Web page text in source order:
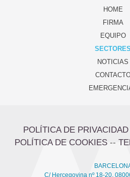
HOME
FIRMA
EQUIPO
SECTORES
NOTICIAS
POLÍTICA DE PRIVACIDAD
POLÍTICA DE COOKIES --
C/ Hercegovina nº 18-20,